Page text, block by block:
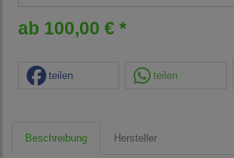
ab 100,00 € *
teilen teilen
Beschreibung Hersteller